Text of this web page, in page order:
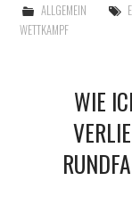
ALLGEMEIN
WETTKAMPF
WIE